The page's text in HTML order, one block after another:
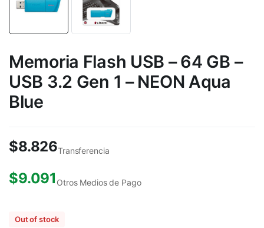
Memoria Flash USB – 64 GB –
USB 3.2 Gen 1 – NEON Aqua
Blue
$8.826Transferencia
$9.091 Otros Medios de Pago
Out of stock